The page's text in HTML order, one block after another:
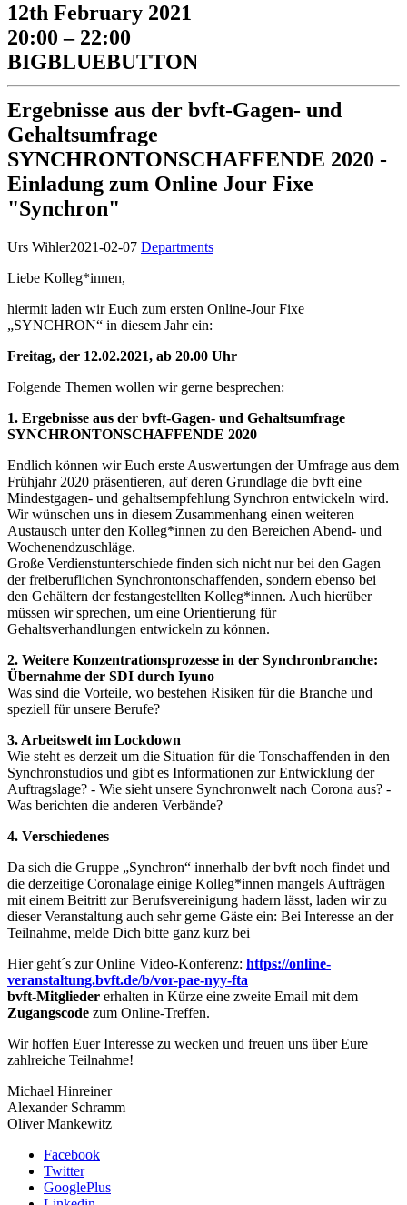
12th February 2021
20:00 – 22:00
BIGBLUEBUTTON
Ergebnisse aus der bvft-Gagen- und
Gehaltsumfrage
SYNCHRONTONSCHAFFENDE 2020 -
Einladung zum Online Jour Fixe
"Synchron"
Urs Wihler2021-02-07 Departments
Liebe Kolleg*innen,
hiermit laden wir Euch zum ersten Online-Jour Fixe
„SYNCHRON“ in diesem Jahr ein:
Freitag, der 12.02.2021, ab 20.00 Uhr
Folgende Themen wollen wir gerne besprechen:
1. Ergebnisse aus der bvft-Gagen- und Gehaltsumfrage
SYNCHRONTONSCHAFFENDE 2020
Endlich können wir Euch erste Auswertungen der Umfrage aus dem
Frühjahr 2020 präsentieren, auf deren Grundlage die bvft eine
Mindestgagen- und gehaltsempfehlung Synchron entwickeln wird.
Wir wünschen uns in diesem Zusammenhang einen weiteren
Austausch unter den Kolleg*innen zu den Bereichen Abend- und
Wochenendzuschläge.
Große Verdienstunterschiede finden sich nicht nur bei den Gagen
der freiberuflichen Synchrontonschaffenden, sondern ebenso bei
den Gehältern der festangestellten Kolleg*innen. Auch hierüber
müssen wir sprechen, um eine Orientierung für
Gehaltsverhandlungen entwickeln zu können.
2. Weitere Konzentrationsprozesse in der Synchronbranche:
Übernahme der SDI durch Iyuno
Was sind die Vorteile, wo bestehen Risiken für die Branche und
speziell für unsere Berufe?
3. Arbeitswelt im Lockdown
Wie steht es derzeit um die Situation für die Tonschaffenden in den
Synchronstudios und gibt es Informationen zur Entwicklung der
Auftragslage? - Wie sieht unsere Synchronwelt nach Corona aus? -
Was berichten die anderen Verbände?
4. Verschiedenes
Da sich die Gruppe „Synchron“ innerhalb der bvft noch findet und
die derzeitige Coronalage einige Kolleg*innen mangels Aufträgen
mit einem Beitritt zur Berufsvereinigung hadern lässt, laden wir zu
dieser Veranstaltung auch sehr gerne Gäste ein: Bei Interesse an der
Teilnahme, melde Dich bitte ganz kurz bei
Hier geht´s zur Online Video-Konferenz: https://online-
veranstaltung.bvft.de/b/vor-pae-nyy-fta
bvft-Mitglieder erhalten in Kürze eine zweite Email mit dem
Zugangscode zum Online-Treffen.
Wir hoffen Euer Interesse zu wecken und freuen uns über Eure
zahlreiche Teilnahme!
Michael Hinreiner
Alexander Schramm
Oliver Mankewitz
Facebook
Twitter
GooglePlus